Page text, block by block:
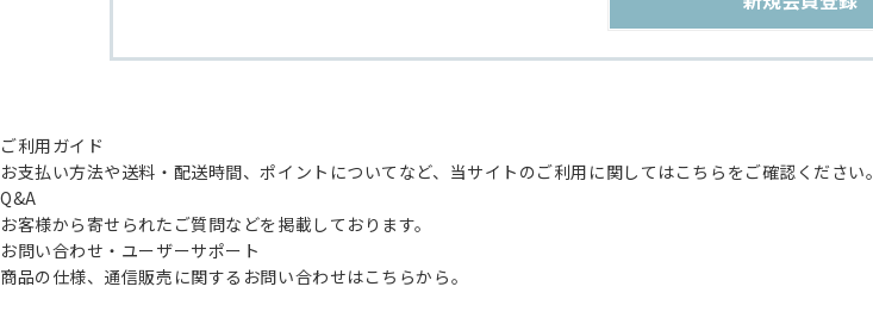
ご利用ガイド
お支払い方法や送料・配送時間、ポイントについてなど、当サイトのご利用に関してはこちらをご確認ください。
Q&A
お客様から寄せられたご質問などを掲載しております。
お問い合わせ・ユーザーサポート
商品の仕様、通信販売に関するお問い合わせはこちらから。